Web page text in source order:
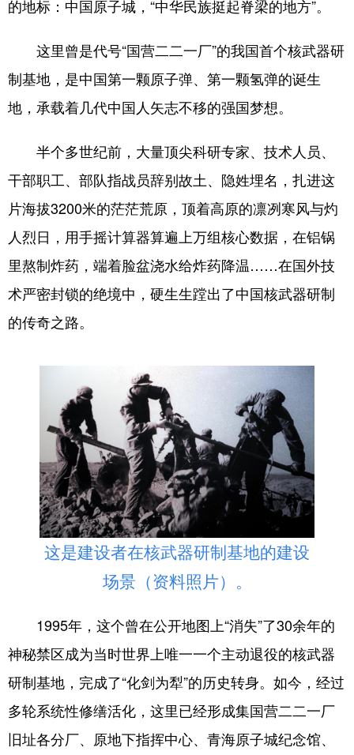
的地标：中国原子城，“中华民族挺起脊梁的地方”。
这里曾是代号“国营二二一厂”的我国首个核武器研
制基地，是中国第一颗原子弹、第一颗氢弹的诞生
地，承载着几代中国人矢志不移的强国梦想。
半个多世纪前，大量顶尖科研专家、技术人员、
干部职工、部队指战员辞别故土、隐姓埋名，扎进这
片海拔3200米的茫茫荒原，顶着高原的凛冽寒风与灼
人烈日，用手摇计算器算遍上万组核心数据，在铝锅
里熬制炸药，端着脸盆浇水给炸药降温……在国外技
术严密封锁的绝境中，硬生生蹚出了中国核武器研制
的传奇之路。
这是建设者在核武器研制基地的建设
场景（资料照片）。
1995年，这个曾在公开地图上“消失”了30余年的
神秘禁区成为当时世界上唯一一个主动退役的核武器
研制基地，完成了“化剑为犁”的历史转身。如今，经过
多轮系统性修缮活化，这里已经形成集国营二二一厂
旧址各分厂、原地下指挥中心、青海原子城纪念馆、